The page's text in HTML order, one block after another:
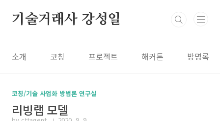
기술거래사 강성일
소개 코칭 프로젝트 해커톤 방명록
코칭/기술 사업화 방법론 연구실
리빙랩 모델